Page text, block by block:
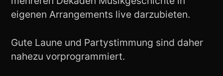
eigenen Arrangements live darzubieten.
Gute Laune und Partystimmung sind daher
nahezu vorprogrammiert.